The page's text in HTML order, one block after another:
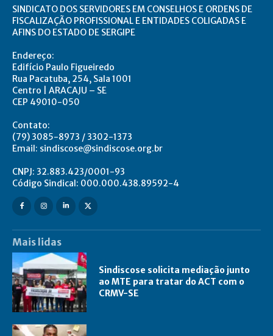
SINDICATO DOS SERVIDORES EM CONSELHOS E ORDENS DE
FISCALIZAÇÃO PROFISSIONAL E ENTIDADES COLIGADAS E
AFINS DO ESTADO DE SERGIPE
Endereço:
Edifício Paulo Figueiredo
Rua Pacatuba, 254, Sala 1001
Centro | ARACAJU – SE
CEP 49010-050
Contato:
(79) 3085-8973 / 3302-1373
Email: sindiscose@sindiscose.org.br
CNPJ: 32.883.423/0001-93
Código Sindical: 000.000.438.89592-4
Mais lidas
Sindiscose solicita mediação junto
ao MTE para tratar do ACT com o
CRMV-SE